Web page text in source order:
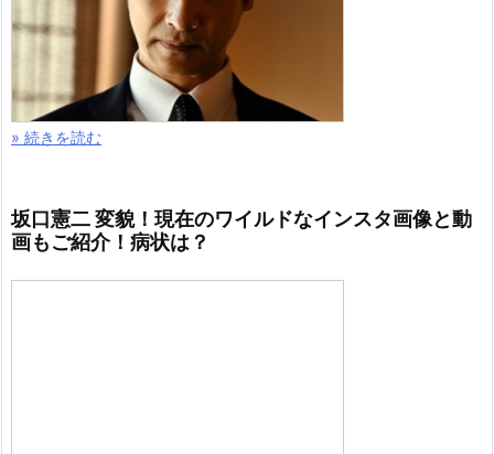
» 続きを読む
坂口憲二 変貌！現在のワイルドなインスタ画像と動
画もご紹介！病状は？